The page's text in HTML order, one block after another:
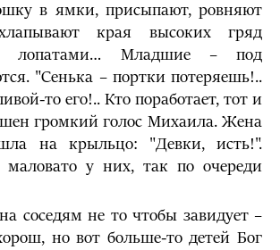
в ямки, присыпают, ровняют
края высоких гряд
лопатами… Младшие – под
"Сенька – портки потеряешь!..
то его!.. Кто поработает, тот и
громкий голос Михаила. Жена
на крыльцо: "Девки, исть!".
маловато у них, так по очереди
соседям не то чтобы завидует –
но вот больше-то детей Бог